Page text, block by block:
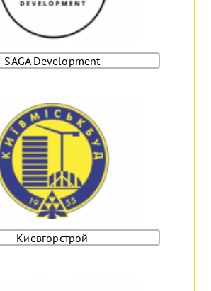
SAGA Development
Киевгорстрой